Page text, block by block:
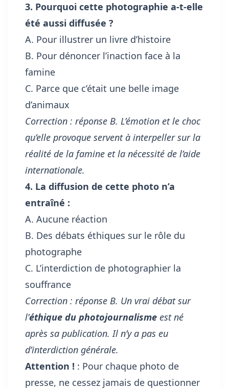
3. Pourquoi cette photographie a-t-elle
été aussi diffusée ?
A. Pour illustrer un livre d’histoire
B. Pour dénoncer l’inaction face à la
famine
C. Parce que c’était une belle image
d’animaux
Correction : réponse B. L’émotion et le choc
qu’elle provoque servent à interpeller sur la
réalité de la famine et la nécessité de l’aide
internationale.
4. La diffusion de cette photo n’a
entraîné :
A. Aucune réaction
B. Des débats éthiques sur le rôle du
photographe
C. L’interdiction de photographier la
souffrance
Correction : réponse B. Un vrai débat sur
l’éthique du photojournalisme est né
après sa publication. Il n’y a pas eu
d’interdiction générale.
Attention ! : Pour chaque photo de
presse, ne cessez jamais de questionner